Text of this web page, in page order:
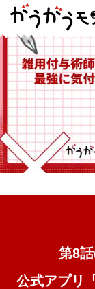
第8
公式アプリ